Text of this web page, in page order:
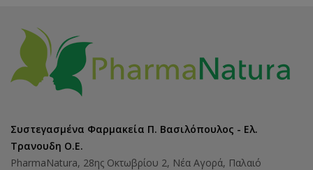
Συστεγασμένα Φαρμακεία Π. Βασιλόπουλος - Ελ.
Τρανουδη Ο.Ε.
PharmaNatura, 28ης Οκτωβρίου 2, Νέα Αγορά, Παλαιό